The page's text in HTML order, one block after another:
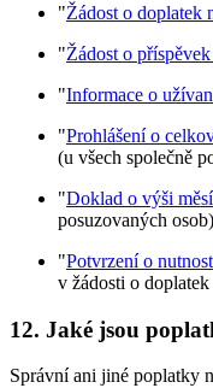
"Žádost o doplatek
"Žádost o
"Informace o
"Prohlášení o
(u všech společně
"Doklad o výši
posuzovaných osob)
"Potvrzení o
v žádosti o
12. Jaké jsou
Správní ani jiné poplatky